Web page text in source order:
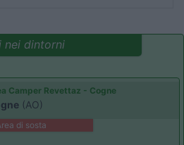
nei dintorni
Camper Revettaz - Cogne
(AO)
di sosta